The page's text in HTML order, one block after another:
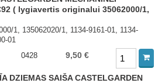
( lygiavertis originalui 35062000/1,
1, 135062020/1, 1134-9161-01, 1134-
01
0428 9,50 €
DZIEMAS SAIŠA CASTELGARDEN